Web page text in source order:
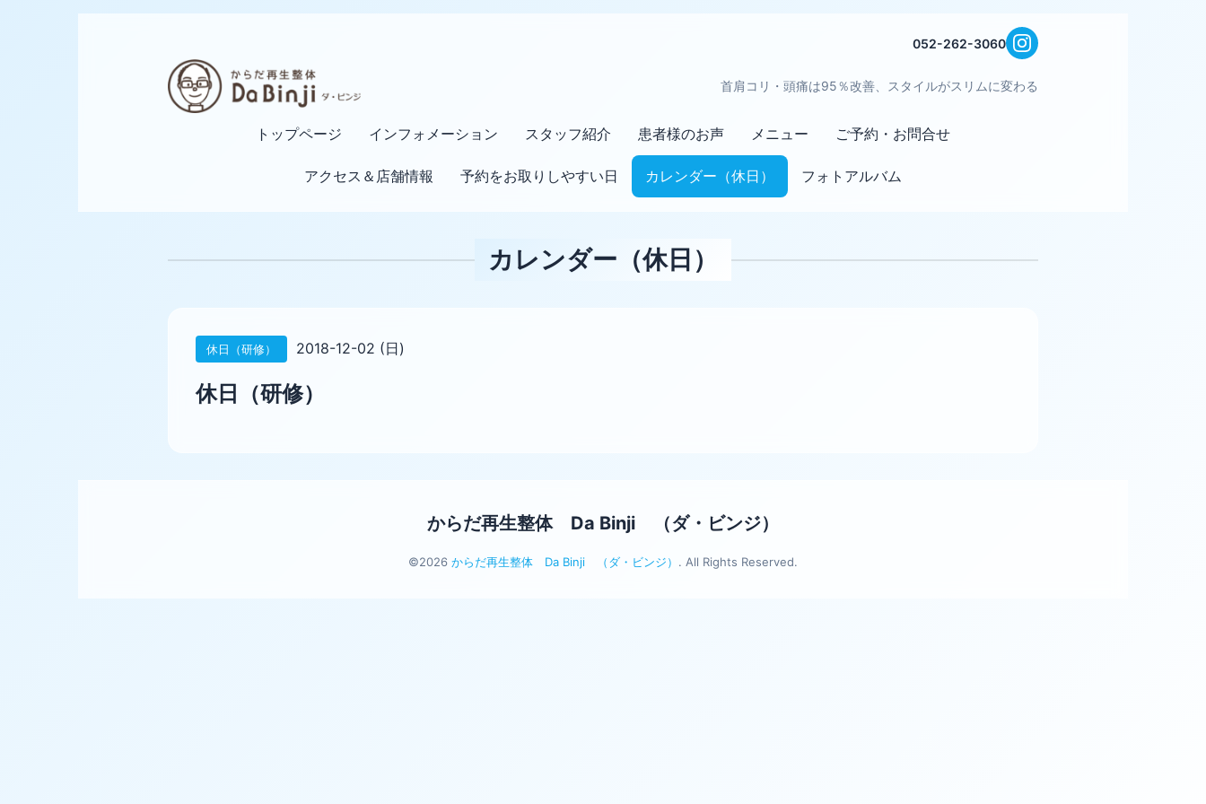
052-262-3060
首肩コリ・頭痛は95％改善、スタイルがスリムに変わる
トップページ インフォメーション スタッフ紹介 患者様のお声 メニュー ご予約・お問合せ
アクセス＆店舗情報 予約をお取りしやすい日 カレンダー（休日） フォトアルバム
カレンダー（休日）
休日（研修） 2018-12-02 (日)
休日（研修）
からだ再生整体 Da Binji （ダ・ビンジ）
©2026 からだ再生整体 Da Binji （ダ・ビンジ） . All Rights Reserved.